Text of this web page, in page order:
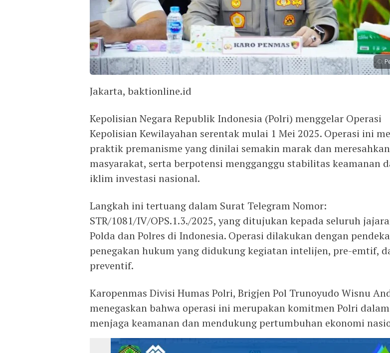
Jakarta, baktionline.id
Kepolisian Negara Republik Indonesia (Polri) menggelar Operasi
Kepolisian Kewilayahan serentak mulai 1 Mei 2025. Operasi ini
praktik premanisme yang dinilai semakin marak dan meresahkan
masyarakat, serta berpotensi mengganggu stabilitas keamanan
iklim investasi nasional.
Langkah ini tertuang dalam Surat Telegram Nomor:
STR/1081/IV/OPS.1.3./2025, yang ditujukan kepada seluruh
Polda dan Polres di Indonesia. Operasi dilakukan dengan
penegakan hukum yang didukung kegiatan intelijen, pre-emtif,
preventif.
Karopenmas Divisi Humas Polri, Brigjen Pol Trunoyudo Wisnu
menegaskan bahwa operasi ini merupakan komitmen Polri dalam
menjaga keamanan dan mendukung pertumbuhan ekonomi